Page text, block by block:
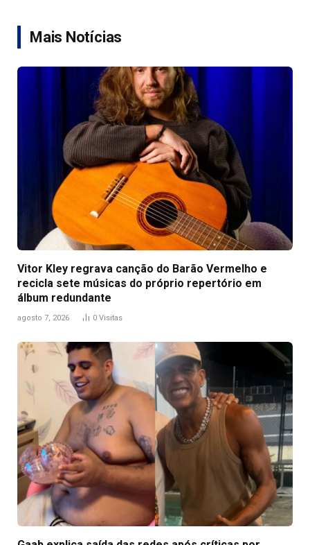
Mais Notícias
Vitor Kley regrava canção do Barão Vermelho e
recicla sete músicas do próprio repertório em
álbum redundante
agosto 7, 2026 0 Visitas